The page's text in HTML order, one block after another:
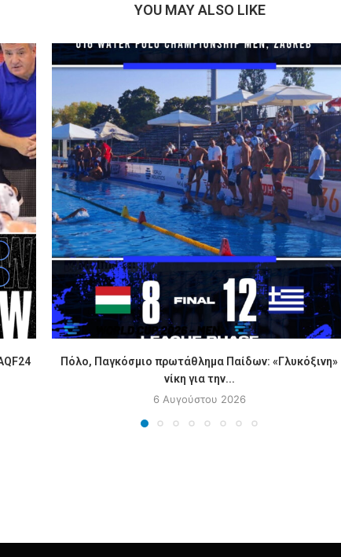
YOU MAY ALSO LIKE
Πόλο, Παγκόσμιο πρωτάθλημα Παίδων: «Γλυκόξινη»
νίκη για την...
6 Αυγούστου 2026